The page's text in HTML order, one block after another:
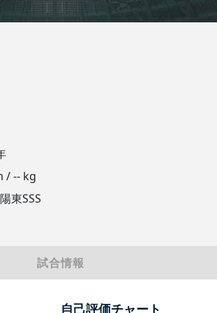
/ -- kg
東SSS
試合情報
自己評価チャート